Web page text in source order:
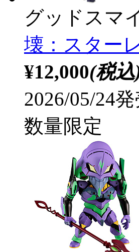
グッドスマ
壊：スター
¥12,000(税込
2026/05/24
数量限定